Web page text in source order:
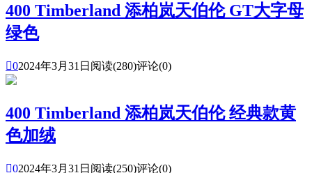
400 Timberland 添柏岚天伯伦 GT大字母
绿色
02024年3月31日 阅读(280)评论(0)
400 Timberland 添柏岚天伯伦 经典款黄
色加绒
02024年3月31日 阅读(250)评论(0)